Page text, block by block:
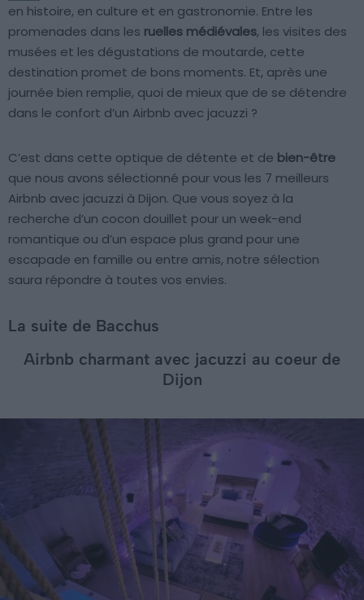
en histoire, en culture et en gastronomie. Entre les
promenades dans les ruelles médiévales, les visites des
musées et les dégustations de moutarde, cette
destination promet de bons moments. Et, après une
journée bien remplie, quoi de mieux que de se détendre
dans le confort d’un Airbnb avec jacuzzi ?
C’est dans cette optique de détente et de bien-être
que nous avons sélectionné pour vous les 7 meilleurs
Airbnb avec jacuzzi à Dijon. Que vous soyez à la
recherche d’un cocon douillet pour un week-end
romantique ou d’un espace plus grand pour une
escapade en famille ou entre amis, notre sélection
saura répondre à toutes vos envies.
La suite de Bacchus
Airbnb charmant avec jacuzzi au coeur de
Dijon